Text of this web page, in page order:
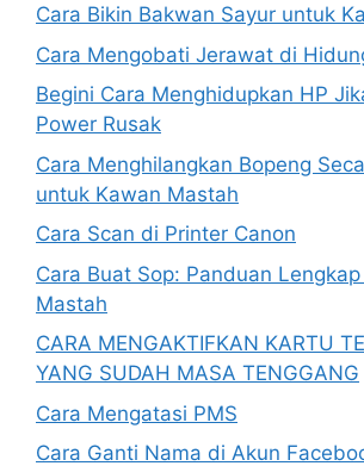
Cara Bikin Bakwan Sayur untuk
Cara Mengobati Jerawat di
Begini Cara Menghidupkan HP
Power Rusak
Cara Menghilangkan Bopeng
untuk Kawan Mastah
Cara Scan di Printer Canon
Cara Buat Sop: Panduan
Mastah
CARA MENGAKTIFKAN KARTU
YANG SUDAH MASA TENGGANG
Cara Mengatasi PMS
Cara Ganti Nama di Akun